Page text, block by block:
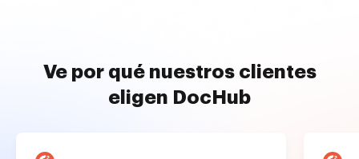
Ve por qué nuestros clientes
eligen DocHub